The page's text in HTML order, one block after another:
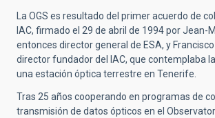
La OGS es resultado del primer acuerdo de
IAC, firmado el 29 de abril de 1994 por Jean-
entonces director general de ESA, y
director fundador del IAC, que contemplaba
una estación óptica terrestre en Tenerife.
Tras 25 años cooperando en programas de
transmisión de datos ópticos en el